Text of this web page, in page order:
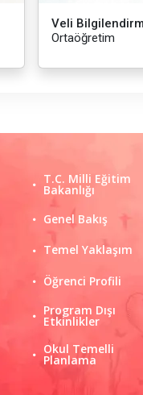
Veli
Ortaöğretim
T.C. Milli Eğitim
Bakanlığı
Genel Bakış
Temel Yaklaşım
Öğrenci Profili
Program Dışı
Etkinlikler
Okul Temelli
Planlama